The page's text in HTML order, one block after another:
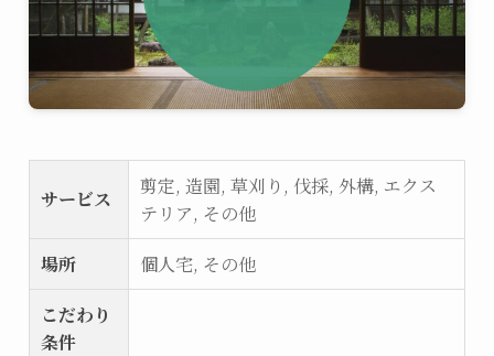
サービス
剪定, 造園, 草刈り, 伐採, 外構, エクス
テリア, その他
場所
個人宅, その他
こだわり
条件